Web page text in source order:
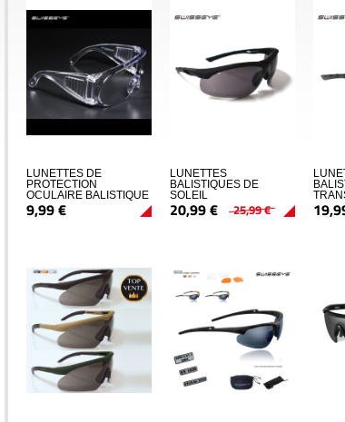
LUNETTES DE
PROTECTION
OCULAIRE BALISTIQUE
9,99€
LUNETTES
BALISTIQUES DE
SOLEIL
20,99€ 25,99€ 19,